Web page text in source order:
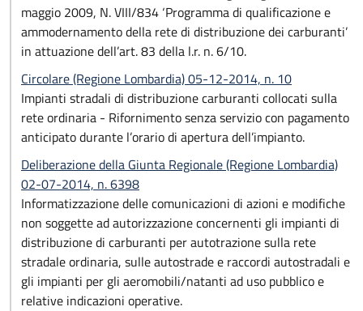
maggio 2009, N. VIII/834 ‘Programma di qualificazione e
ammodernamento della rete di distribuzione dei carburanti’
in attuazione dell’art. 83 della l.r. n. 6/10.
Circolare (Regione Lombardia) 05-12-2014, n. 10
Impianti stradali di distribuzione carburanti collocati sulla
rete ordinaria - Rifornimento senza servizio con pagamento
anticipato durante l’orario di apertura dell’impianto.
Deliberazione della Giunta Regionale (Regione Lombardia)
02-07-2014, n. 6398
Informatizzazione delle comunicazioni di azioni e modifiche
non soggette ad autorizzazione concernenti gli impianti di
distribuzione di carburanti per autotrazione sulla rete
stradale ordinaria, sulle autostrade e raccordi autostradali e
gli impianti per gli aeromobili/natanti ad uso pubblico e
relative indicazioni operative.